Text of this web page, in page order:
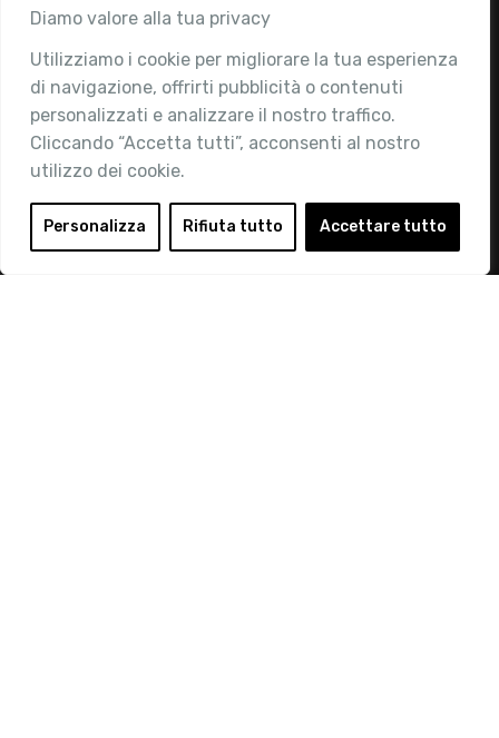
Diamo valore alla tua privacy
Utilizziamo i cookie per migliorare la tua esperienza
di navigazione, offrirti pubblicità o contenuti
personalizzati e analizzare il nostro traffico.
Cliccando “Accetta tutti”, acconsenti al nostro
utilizzo dei cookie.
Personalizza Rifiuta tutto Accettare tutto
Associazione
Chi siamo
Attività
Contatti
Area Riservata
Login
Diventa Socio